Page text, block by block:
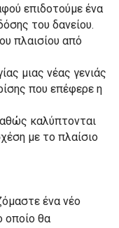
επιδοτούμε ένα
του δανείου.
πλαισίου από
μιας νέας γενιάς
που επέφερε η
καλύπτονται
με το πλαίσιο
ένα νέο
οποίο θα